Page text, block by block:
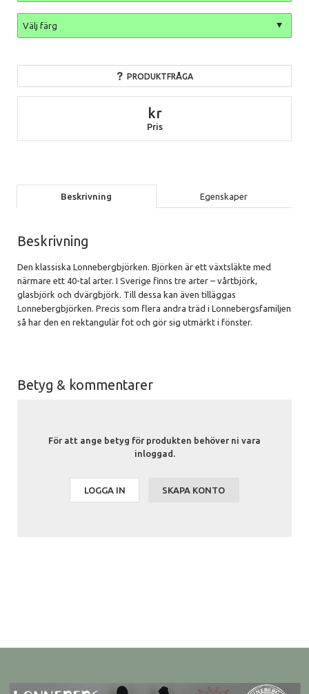
Pris
PRODUKTFRÅGA
Beskrivning Egenskaper
Beskrivning
Den klassiska Lonnebergbjörken. Björken är ett växtsläkte med
närmare ett 40-tal arter. I Sverige finns tre arter – vårtbjörk,
glasbjörk och dvärgbjörk. Till dessa kan även tilläggas
Lonnebergbjörken. Precis som flera andra träd i Lonnebergsfamiljen
så har den en rektangulär fot och gör sig utmärkt i fönster.
Betyg & kommentarer
För att ange betyg för produkten behöver ni vara
inloggad.
LOGGA IN SKAPA KONTO